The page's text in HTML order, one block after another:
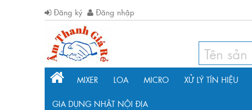
Đăng ký Đăng nhập
MIXER LOA MICRO XỬ LÝ TÍN HIỆU
GIA DỤNG NHẬT NỘI ĐỊA